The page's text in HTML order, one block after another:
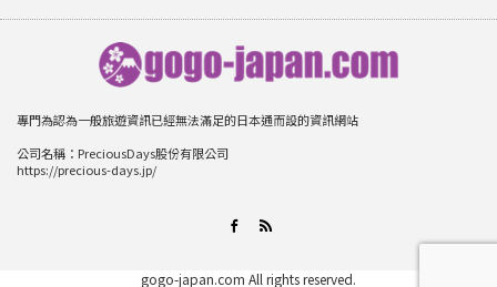
專門為認為一般旅遊資訊已經無法滿足的日本通而設的資訊網站
公司名稱：PreciousDays股份有限公司
https://precious-days.jp/
Facebook
gogo-japan.com All rights reserved.